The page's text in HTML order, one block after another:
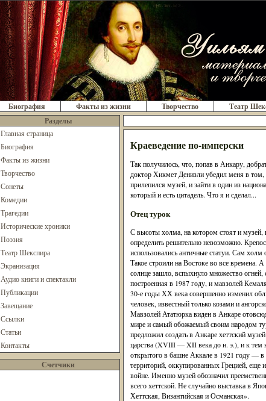
Биография Факты из жизни Творчество Театр
Разделы
Главная страница
Биография
Факты из жизни
Творчество
Сонеты
Комедии
Трагедии
Исторические хроники
Поэзия
Театр Шекспира
Экранизация
Аудио книги и спектакли
Публикации
Завещание
Ссылки
Статьи
Контакты
Счетчики
Краеведение по-имперски
Так получилось, что, попав в Анкару,
доктор Хикмет Денизли убедил меня в том,
прилепился музей, и зайти в один из
который и есть цитадель. Что я и сделал...
Отец турок
С высоты холма, на котором стоят и музей,
определить решительно невозможно.
использовались античные статуи. Сам
Такое строили на Востоке во все
солнце зашло, вспыхнуло множество
построенная в 1987 году, и мавзолей
30-е годы ХХ века совершенно изменил
человек, известный только козами и
Мавзолей Ататюрка виден в Анкаре
мире и самый обожаемый своим народом
предложил создать в Анкаре хеттский
царства (XVIII — XII века до н. э.), и к тем
открытого в башне Аккале в 1921 году — в
территорий, оккупированных Грецией, еще
войне. Именно музей обозначил
всего хеттской. Не случайно выставка в
Хеттская, Византийская и Османская».